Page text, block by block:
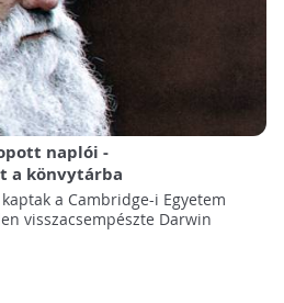
naplói -
a könvytárba
a Cambridge-i Egyetem
visszacsempészte Darwin